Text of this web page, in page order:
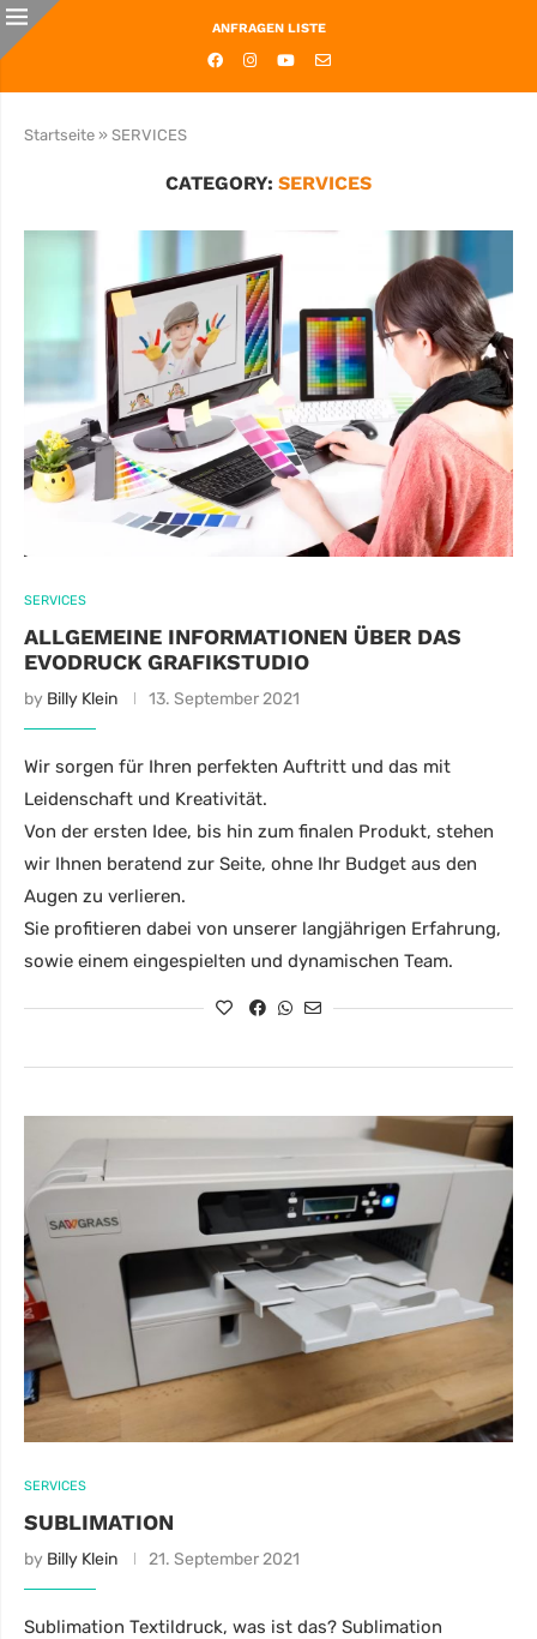
ANFRAGEN LISTE
Startseite » SERVICES
CATEGORY: SERVICES
SERVICES
ALLGEMEINE INFORMATIONEN ÜBER DAS
EVODRUCK GRAFIKSTUDIO
by Billy Klein 13. September 2021
Wir sorgen für Ihren perfekten Auftritt und das mit
Leidenschaft und Kreativität.
Von der ersten Idee, bis hin zum finalen Produkt, stehen
wir Ihnen beratend zur Seite, ohne Ihr Budget aus den
Augen zu verlieren.
Sie profitieren dabei von unserer langjährigen Erfahrung,
sowie einem eingespielten und dynamischen Team.
SERVICES
SUBLIMATION
by Billy Klein 21. September 2021
Sublimation Textildruck, was ist das? Sublimation